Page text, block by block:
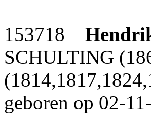
153718
SCHULTING
geboren op 02-